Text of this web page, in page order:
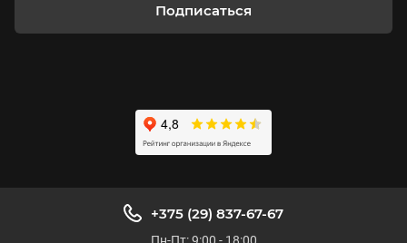
Подписаться
+375 (29) 837-67-67